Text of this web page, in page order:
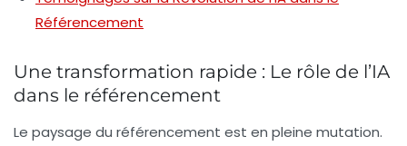
Référencement
Une transformation rapide : Le rôle de l’IA
dans le référencement
Le paysage du référencement est en pleine mutation.